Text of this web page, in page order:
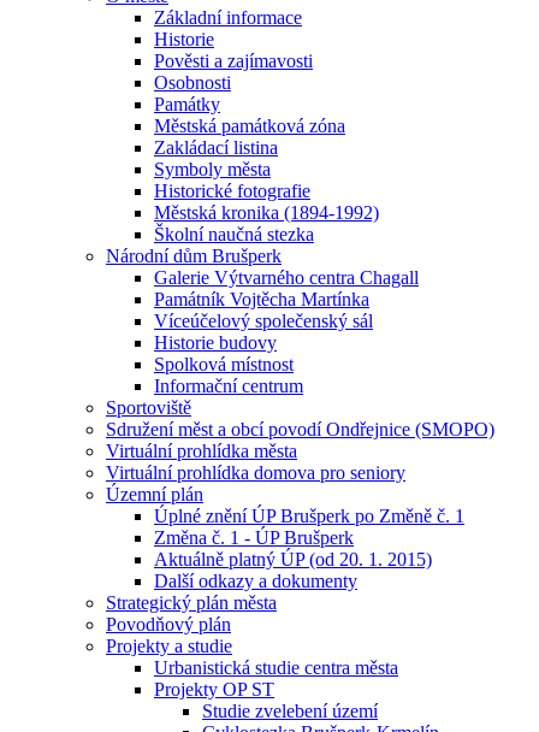
Základní informace
Historie
Pověsti a zajímavosti
Osobnosti
Památky
Městská památková zóna
Zakládací listina
Symboly města
Historické fotografie
Městská kronika (1894-1992)
Školní naučná stezka
Národní dům Brušperk
Galerie Výtvarného centra Chagall
Památník Vojtěcha Martínka
Víceúčelový společenský sál
Historie budovy
Spolková místnost
Informační centrum
Sportoviště
Sdružení měst a obcí povodí Ondřejnice (SMOPO)
Virtuální prohlídka města
Virtuální prohlídka domova pro seniory
Územní plán
Úplné znění ÚP Brušperk po Změně č. 1
Změna č. 1 - ÚP Brušperk
Aktuálně platný ÚP (od 20. 1. 2015)
Další odkazy a dokumenty
Strategický plán města
Povodňový plán
Projekty a studie
Urbanistická studie centra města
Projekty OP ST
Studie zvelebení území